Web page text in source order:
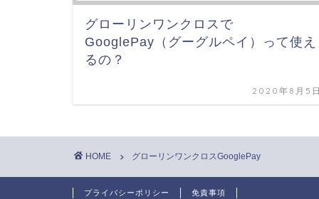
グローリンワンクロスで
GooglePay（グーグルペイ）って使え
るの？
2020年8月5
HOME グローリンワンクロスGooglePay
プライバシーポリシー 免責事項